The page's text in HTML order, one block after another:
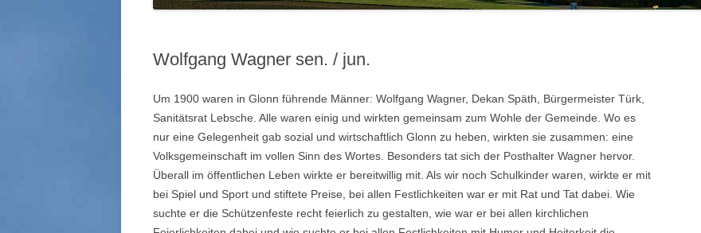
HANS HUBER
20.JAHRHUNDERT
Wolfgang Wagner sen. / jun.
Um 1900 waren in Glonn führende Männer: Wolfgang Wagner, Dekan Späth, Bürgermeister Türk,
Sanitätsrat Lebsche. Alle waren einig und wirkten gemeinsam zum Wohle der Gemeinde. Wo es
nur eine Gelegenheit gab sozial und wirtschaftlich Glonn zu heben, wirkten sie zusammen: eine
Volksgemeinschaft im vollen Sinn des Wortes. Besonders tat sich der Posthalter Wagner hervor.
Überall im öffentlichen Leben wirkte er bereitwillig mit. Als wir noch Schulkinder waren, wirkte er mit
bei Spiel und Sport und stiftete Preise, bei allen Festlichkeiten war er mit Rat und Tat dabei. Wie
suchte er die Schützenfeste recht feierlich zu gestalten, wie war er bei allen kirchlichen